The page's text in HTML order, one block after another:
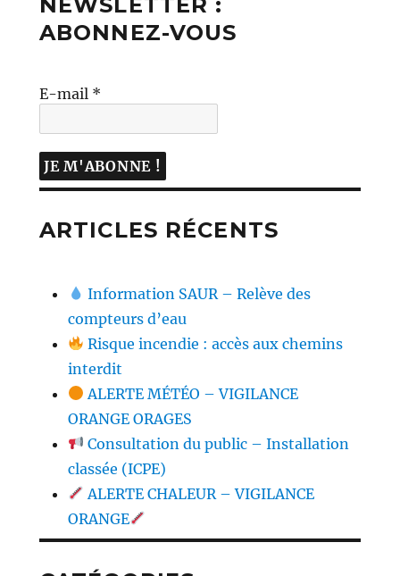
ABONNEZ-VOUS
E-mail *
ARTICLES RÉCENTS
Information SAUR – Relève des
compteurs d’eau
Risque incendie : accès aux chemins
interdit
ALERTE MÉTÉO – VIGILANCE
ORANGE ORAGES
Consultation du public – Installation
classée (ICPE)
ALERTE CHALEUR – VIGILANCE
ORANGE